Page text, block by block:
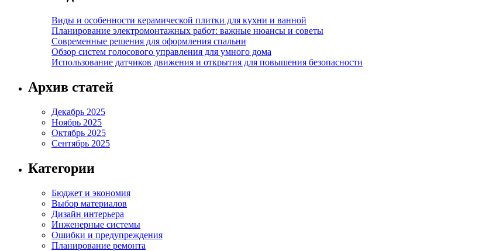
Виды и особенности керамической плитки для кухни и ванной
Планирование электромонтажных работ: важные нюансы и советы
Современные решения для оформления спальни
Обзор систем голосового управления для умного дома
Использование датчиков движения и открытия для повышения безопасности
Архив статей
Декабрь 2025
Ноябрь 2025
Октябрь 2025
Сентябрь 2025
Категории
Бюджет и экономия
Выбор материалов
Дизайн интерьера
Инженерные системы
Ошибки и предупреждения
Планирование ремонта